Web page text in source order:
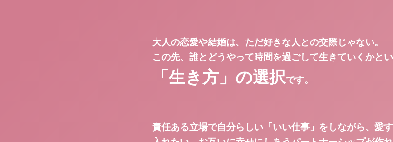
大人の恋愛や結婚は、ただ好きな人との交際じゃない。
この先、誰とどうやって時間を過ごして生きていくかとい
「生き方」の選択です。
責任ある立場で自分らしい「いい仕事」をしながら、愛